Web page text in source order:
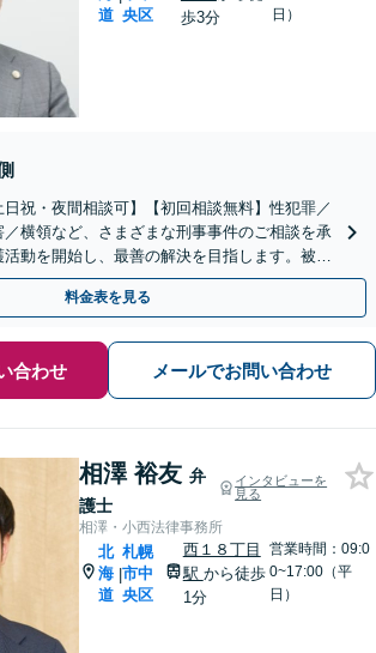
道 央区
歩3分
日）
日祝・夜間相談可】【初回相談無料】性犯罪／
横領など、さまざまな刑事事件のご相談を承
動を開始し、最善の解決を目指します。被害
任せください。
料金表を見る
合わせ メールでお問い合わせ
相澤 裕友 弁
護士
インタビューを
見る
相澤・小西法律事務所
北
海
道
|
札幌
市中
央区
西１８丁目
駅 から徒歩
1分
営業時間：09:0
0~17:00（平
日）